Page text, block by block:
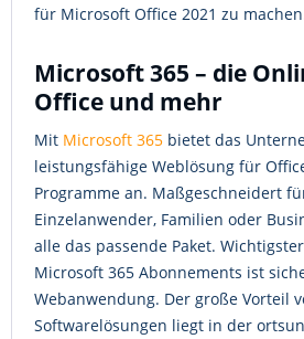
für Microsoft Office 2021 zu
Microsoft 365 – die
Office und mehr
Mit Microsoft 365 bietet das
leistungsfähige Weblösung für
Programme an. Maßgeschneidert
Einzelanwender, Familien oder
alle das passende Paket.
Microsoft 365 Abonnements ist
Webanwendung. Der große Vorteil
Softwarelösungen liegt in der